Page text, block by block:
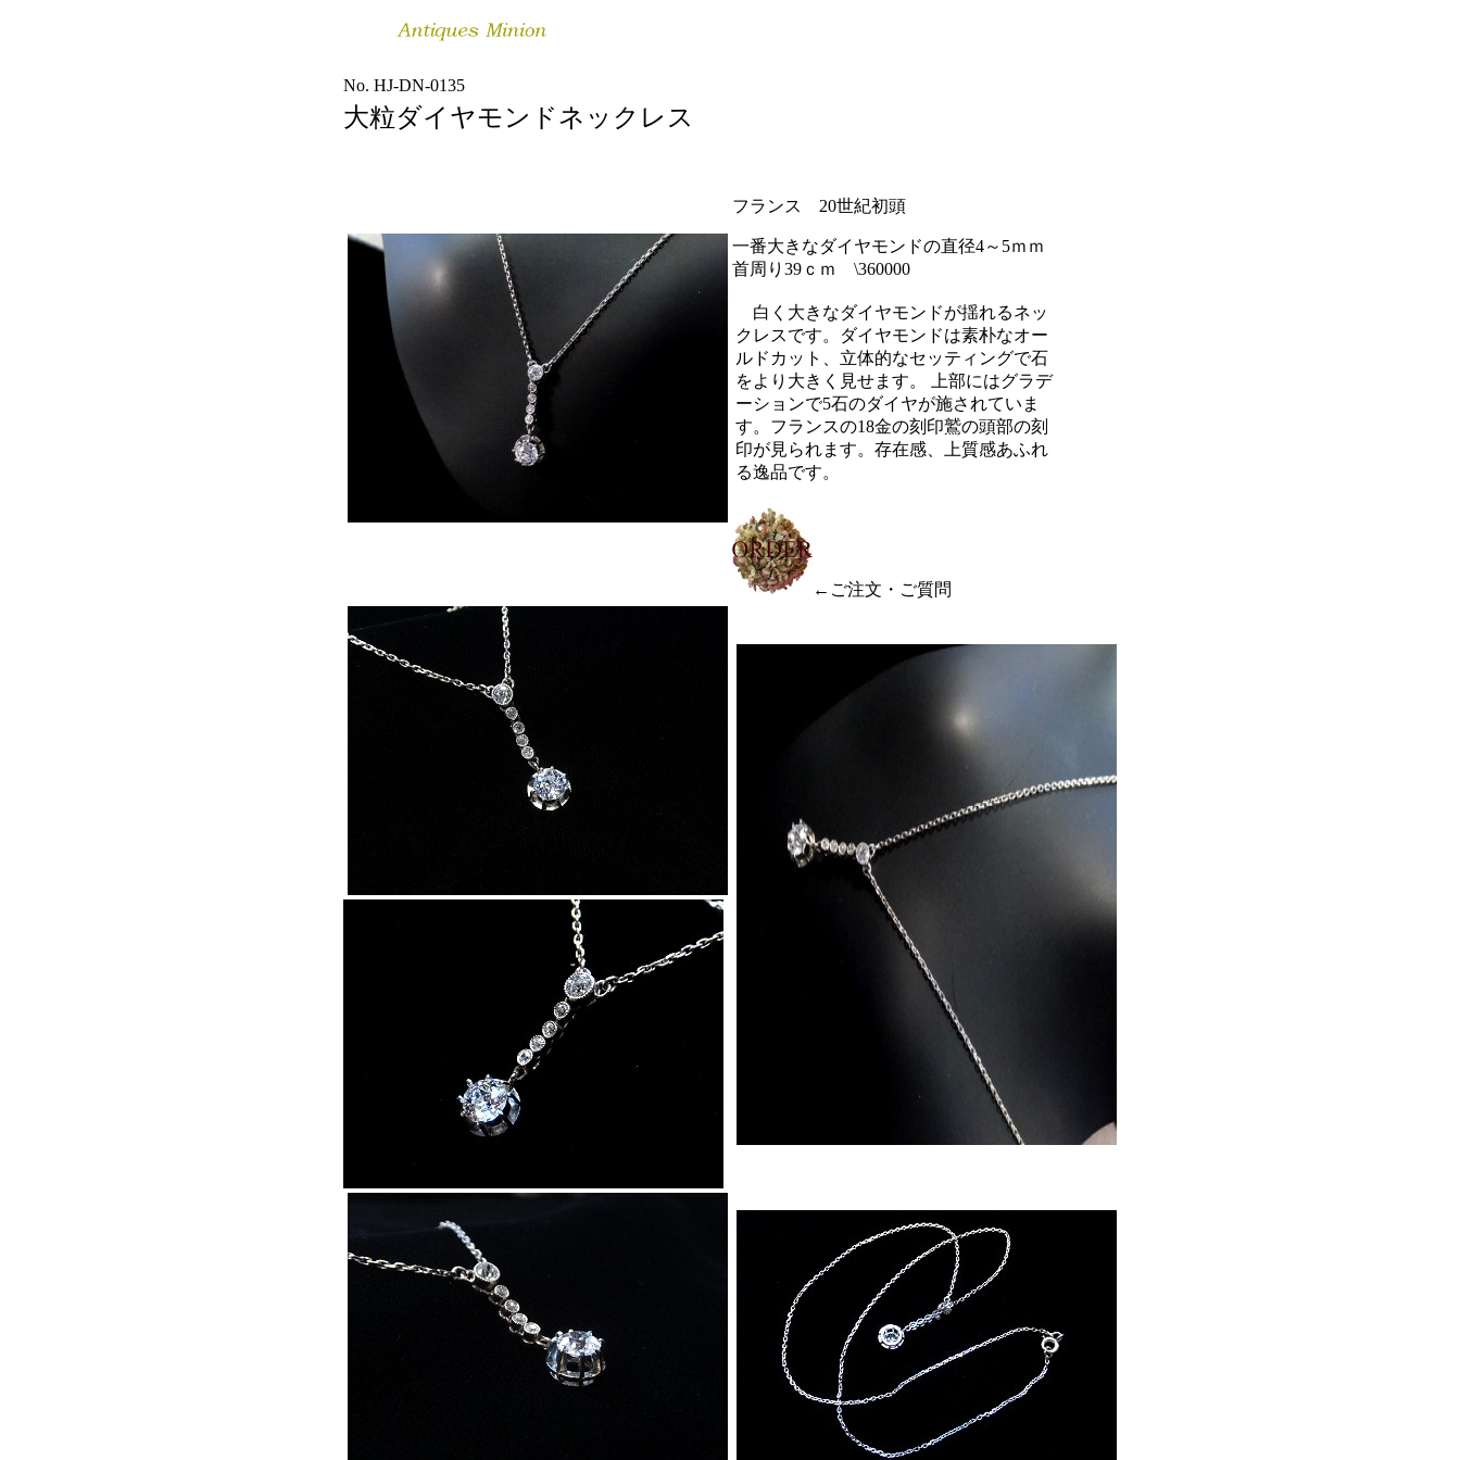
No. HJ-DN-0135
大粒ダイヤモンドネックレス
フランス 20世紀初頭
一番大きなダイヤモンドの直径4～5ｍｍ
首周り39ｃｍ \360000
白く大きなダイヤモンドが揺れるネッ
クレスです。ダイヤモンドは素朴なオー
ルドカット、立体的なセッティングで石
をより大きく見せます。 上部にはグラデ
ーションで5石のダイヤが施されていま
す。フランスの18金の刻印鷲の頭部の刻
印が見られます。存在感、上質感あふれ
る逸品です。
←ご注文・ご質問